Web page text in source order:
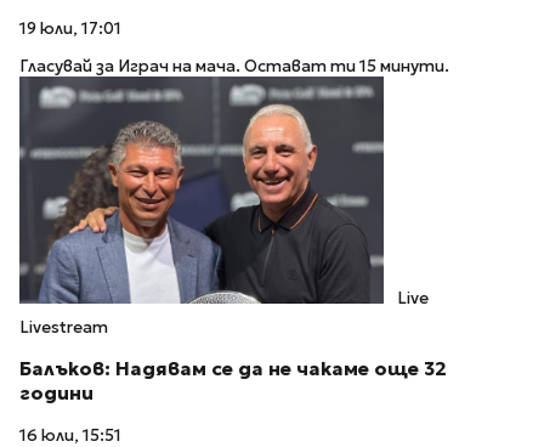
19 юли, 17:01
Гласувай за Играч на мача. Остават ти 15 минути.
Live
Livestream
Балъков: Надявам се да не чакаме още 32
години
16 юли, 15:51